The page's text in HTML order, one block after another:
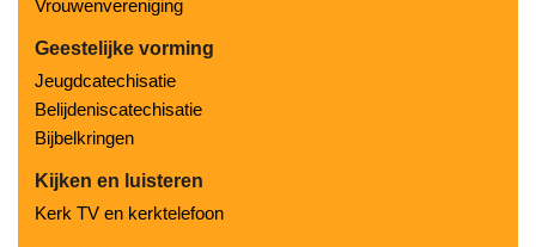
Vrouwenvereniging
Geestelijke vorming
Jeugdcatechisatie
Belijdeniscatechisatie
Bijbelkringen
Kijken en luisteren
Kerk TV en kerktelefoon